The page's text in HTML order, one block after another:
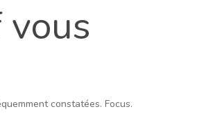
vous
constatées. Focus.